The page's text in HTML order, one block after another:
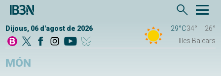
Dijous, 06 d'agost de 2026 29°C34°
26°
Illes Balears
MÓN